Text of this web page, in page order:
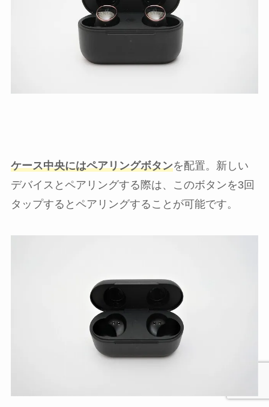
ケース中央にはペアリングボタンを配置。新しい
デバイスとペアリングする際は、このボタンを3回
タップするとペアリングすることが可能です。